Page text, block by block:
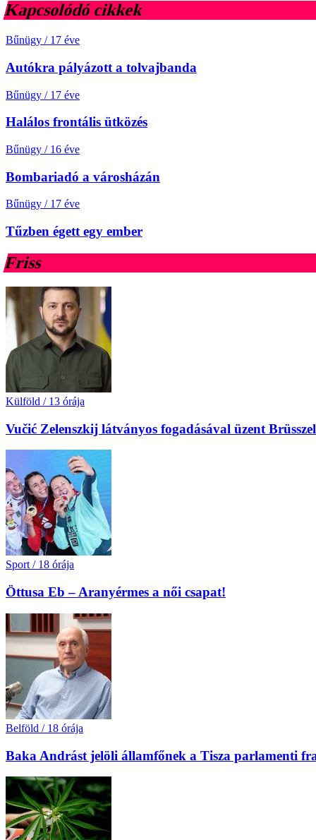
Kapcsolódó cikkek
Bűnügy / 17 éve
Autókra pályázott a tolvajbanda
Bűnügy / 17 éve
Halálos frontális ütközés
Bűnügy / 16 éve
Bombariadó a városházán
Bűnügy / 17 éve
Tűzben égett egy ember
Friss
Külföld / 13 órája
Vučić Zelenszkij látványos fogadásával üzent
Sport / 18 órája
Öttusa Eb – Aranyérmes a női csapat!
Belföld / 18 órája
Baka Andrást jelöli államfőnek a Tisza parlamenti